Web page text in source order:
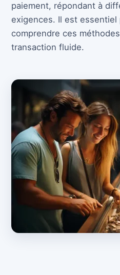
paiement, répondant à
exigences. Il est
comprendre ces
transaction fluide.